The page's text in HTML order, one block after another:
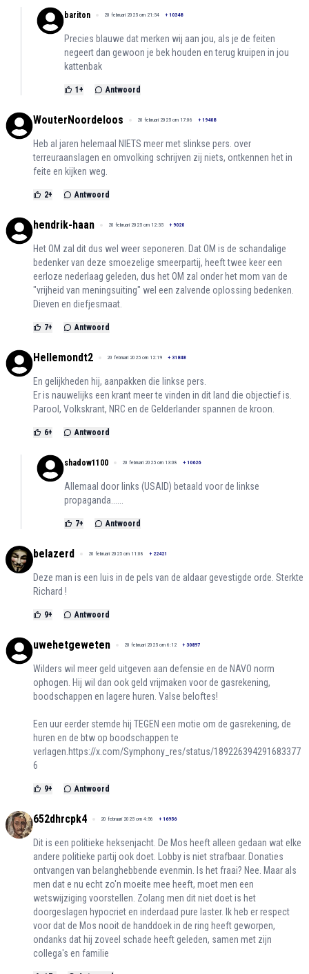
bariton 20 februari 2025 om 21:54 + 10348
Precies blauwe dat merken wij aan jou, als je de feiten
negeert dan gewoon je bek houden en terug kruipen in jou
kattenbak
1 + Antwoord
WouterNoordeloos 20 februari 2025 om 17:06 + 19408
Heb al jaren helemaal NIETS meer met slinkse pers. over
terreuraanslagen en omvolking schrijven zij niets, ontkennen het in
feite en kijken weg.
2+ Antwoord
hendrik-haan 20 februari 2025 om 12:35 + 9020
Het OM zal dit dus wel weer seponeren. Dat OM is de schandalige
bedenker van deze smoezelige smeerpartij, heeft twee keer een
eerloze nederlaag geleden, dus het OM zal onder het mom van de
"vrijheid van meningsuiting" wel een zalvende oplossing bedenken.
Dieven en diefjesmaat.
7+ Antwoord
Hellemondt2 20 februari 2025 om 12:19 + 31848
En gelijkheden hij, aanpakken die linkse pers.
Er is nauwelijks een krant meer te vinden in dit land die objectief is.
Parool, Volkskrant, NRC en de Gelderlander spannen de kroon.
6+ Antwoord
shadow1100 20 februari 2025 om 13:08 + 10626
Allemaal door links (USAID) betaald voor de linkse
propaganda......
7+ Antwoord
belazerd 20 februari 2025 om 11:08 + 22421
Deze man is een luis in de pels van de aldaar gevestigde orde. Sterkte
Richard !
9+ Antwoord
uwehetgeweten 20 februari 2025 om 6:12 + 30897
Wilders wil meer geld uitgeven aan defensie en de NAVO norm
ophogen. Hij wil dan ook geld vrijmaken voor de gasrekening,
boodschappen en lagere huren. Valse beloftes!
Een uur eerder stemde hij TEGEN een motie om de gasrekening, de
huren en de btw op boodschappen te
verlagen.https://x.com/Symphony_res/status/189226394291683377
6
9+ Antwoord
652dhrcpk4 20 februari 2025 om 4:56 + 16956
Dit is een politieke heksenjacht. De Mos heeft alleen gedaan wat elke
andere politieke partij ook doet. Lobby is niet strafbaar. Donaties
ontvangen van belanghebbende evenmin. Is het fraai? Nee. Maar als
men dat e nu echt zo'n moeite mee heeft, moet men een
wetswijziging voorstellen. Zolang men dit niet doet is het
doorgeslagen hypocriet en inderdaad pure laster. Ik heb er respect
voor dat de Mos nooit de handdoek in de ring heeft geworpen,
ondanks dat hij zoveel schade heeft geleden, samen met zijn
collega's en familie